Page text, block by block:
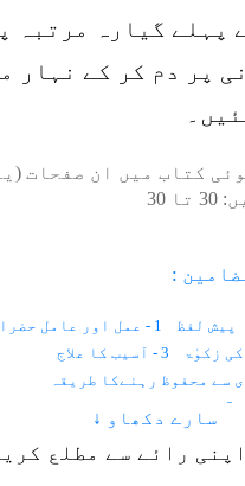
پہلے گیارہ مرتبہ
پر دم کر کے نہار
کتاب میں ان صفحات
30 تا 30
:
پیش لفظ
1 - عمل اور عامل حضرات
3 - آسیب کا علاج
6 - موتیا اور پڑبال
11 - بھینگا پن
سارے دکھاو ↓
رائے سے مطلع